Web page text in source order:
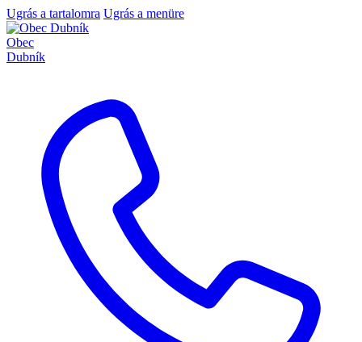
Ugrás a tartalomra Ugrás a menüre
Obec
Dubník